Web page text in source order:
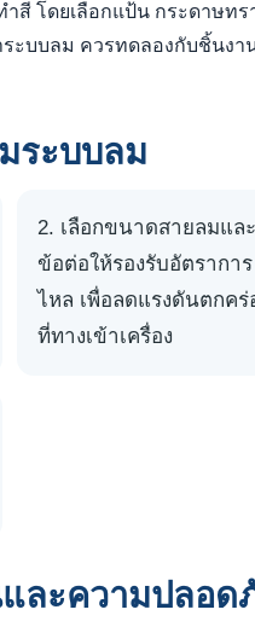
ำสี โดยเลือกแป้น กระดาษ
ะบบลม ควรทดลองกับชิ้นง
ระบบลม
เลือกขนาดสายลมและ
ข้อต่อให้รองรับอัตราการ
ไหล เพื่อลดแรงดันตกคร่
ที่ทางเข้าเครื่อง
ละความปลอด